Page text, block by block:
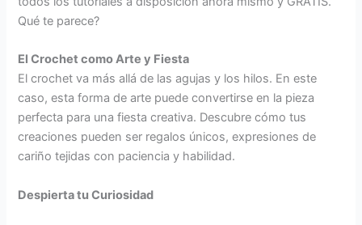
Qué te parece?
El Crochet como Arte y Fiesta
El crochet va más allá de las agujas y los hilos. En este
caso, esta forma de arte puede convertirse en la pieza
perfecta para una fiesta creativa. Descubre cómo tus
creaciones pueden ser regalos únicos, expresiones de
cariño tejidas con paciencia y habilidad.
Despierta tu Curiosidad